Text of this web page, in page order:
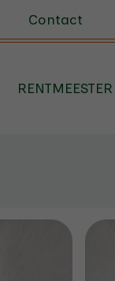
Contact
RENTMEESTER